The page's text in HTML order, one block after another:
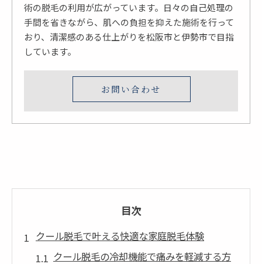
術の脱毛の利用が広がっています。日々の自己処理の
手間を省きながら、肌への負担を抑えた施術を行って
おり、清潔感のある仕上がりを松阪市と伊勢市で目指
しています。
お問い合わせ
目次
クール脱毛で叶える快適な家庭脱毛体験
クール脱毛の冷却機能で痛みを軽減する方